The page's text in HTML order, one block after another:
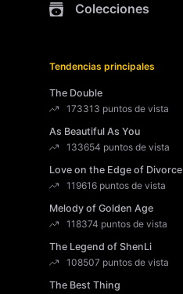
Colecciones
Tendencias principales
The Double
173313 puntos de vista
As Beautiful As You
133654 puntos de vista
Love on the Edge of Divorce
119616 puntos de vista
Melody of Golden Age
118374 puntos de vista
The Legend of ShenLi
108507 puntos de vista
The Best Thing